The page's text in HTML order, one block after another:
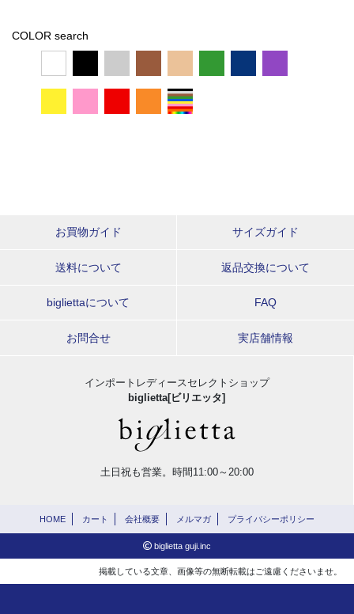
COLOR search
お買物ガイド サイズガイド
送料について 返品交換について
bigliettaについて FAQ
お問合せ 実店舗情報
インポートレディースセレクトショップ
biglietta[ビリエッタ]
土日祝も営業。時間11:00～20:00
HOME カート 会社概要 メルマガ プライバシーポリシー
biglietta guji.inc
掲載している文章、画像等の無断転載はご遠慮くださいませ。